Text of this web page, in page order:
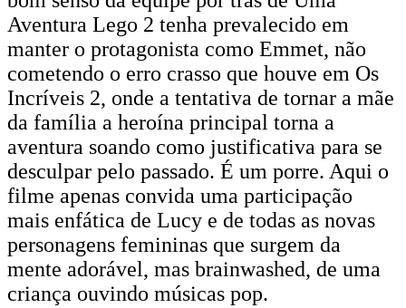
Aventura Lego 2 tenha prevalecido em
manter o protagonista como Emmet, não
cometendo o erro crasso que houve em Os
Incríveis 2, onde a tentativa de tornar a mãe
da família a heroína principal torna a
aventura soando como justificativa para se
desculpar pelo passado. É um porre. Aqui o
filme apenas convida uma participação
mais enfática de Lucy e de todas as novas
personagens femininas que surgem da
mente adorável, mas brainwashed, de uma
criança ouvindo músicas pop.